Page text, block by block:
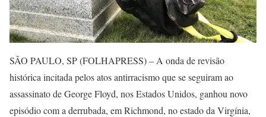
SÃO PAULO, SP (FOLHAPRESS) – A onda de revisão
histórica incitada pelos atos antirracismo que se seguiram ao
assassinato de George Floyd, nos Estados Unidos, ganhou novo
episódio com a derrubada, em Richmond, no estado da Virgínia,